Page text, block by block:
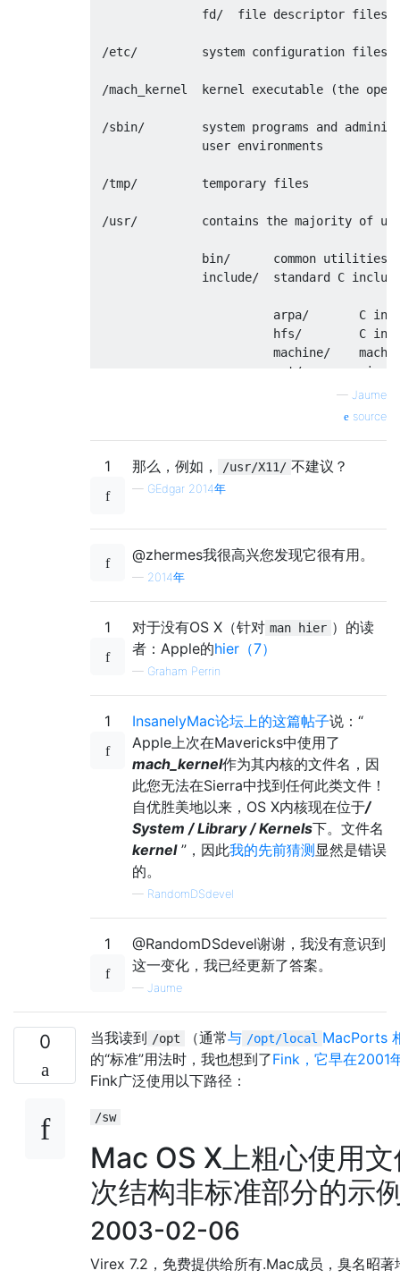
fd/  file descriptor files;
/etc/         system configuration files
/mach_kernel  kernel executable (the
/sbin/        system programs and
               user environments
/tmp/         temporary files
/usr/         contains the majority of
bin/      common
include/  standard C
arpa/       C
hfs/        C
machine/
net/        misc
netinet/    C
protocols/  C
sys/
ufs/        C
local/    executables,
sbin/     system daemons &
calendar/  a
dict/      word
man/       manual
misc/      misc
mk/
skel/
tabset/    tab
cap
zoneinfo/
/var/         multi-purpose log,
at/        timed command
backups/   misc. backup
db/        misc.
log/       misc. system log
mail/      user mailbox
run/       system
                          booted
rwho/      rwho data
spool/     misc. printer
mqueue/
tmp/       temporary files
— Jaume
source
1 那么，例如， /usr/X11/ 不建议？
— GEdgar 2014年
@zhermes我很高兴您发现它很有用。
— 2014年
1 对于没有OS X（针对 man hier ）的读
者：Apple的hier（7）
— Graham Perrin
1 InsanelyMac论坛上的这篇帖子说：“
Apple上次在Mavericks中使用了
mach_kernel作为其内核的文件名，因
此您无法在Sierra中找到任何此类文件！
自优胜美地以来，OS X内核现在位于/
System / Library / Kernels下。文件名
kernel”，因此我的先前猜测显然是错误
的。
— RandomDSdevel
1
@RandomDSdevel谢谢，我没有意识到
这一变化，我已经更新了答案。
— Jaume
0 当我读到 /opt （通常与 /opt/local MacPorts
的“标准”用法时，我也想到了Fink，它早在2001
Fink广泛使用以下路径：
/sw
Mac OS X上粗心使用
次结构非标准部分的示
2003-02-06
Virex 7.2，免费提供给所有.Mac成员，臭名昭著